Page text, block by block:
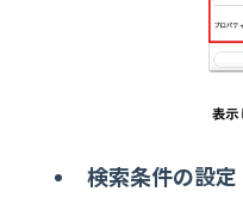
検索条件の設定